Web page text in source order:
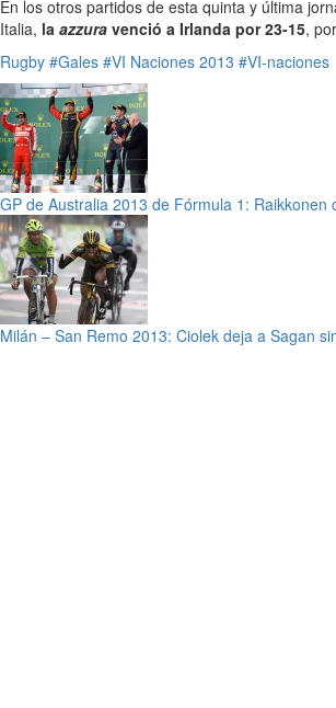
En los otros partidos de esta quinta y última
Italia, la azzura venció a Irlanda por 23-15,
Rugby #Gales #VI Naciones 2013 #VI-naciones
GP de Australia 2013 de Fórmula 1:
Milán – San Remo 2013: Ciolek deja a Sagan